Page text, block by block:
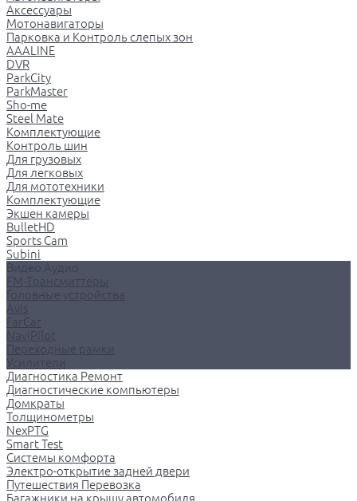
Аксессуары
Мотонавигаторы
Парковка и Контроль слепых зон
AAALINE
DVR
ParkCity
ParkMaster
Sho-me
Steel Mate
Комплектующие
Контроль шин
Для грузовых
Для легковых
Для мототехники
Комплектующие
Экшен камеры
BulletHD
Sports Cam
Subini
Видео Аудио
FM-Трансмиттеры
Головные устройства
Avis
FarCar
NaviPilot
Переходные рамки
Усилители
Диагностика Ремонт
Диагностические компьютеры
Домкраты
Толщинометры
NexPTG
Smart Test
Системы комфорта
Электро-открытие задней двери
Путешествия Перевозка